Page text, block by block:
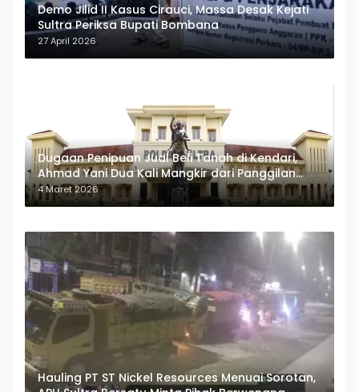
Demo Jilid II Kasus Cirauci, Massa Desak Kejati
Sultra Periksa Bupati Bombana
27 April 2026
Dugaan Penipuan Jual Beli Tanah di Kendari,
Ahmad Yani Dua Kali Mangkir dari Panggilan
Polda Sultra
4 Maret 2026
Hauling PT ST Nickel Resources Menuai Sorotan,